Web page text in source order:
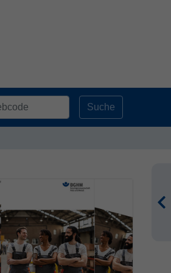
Suche